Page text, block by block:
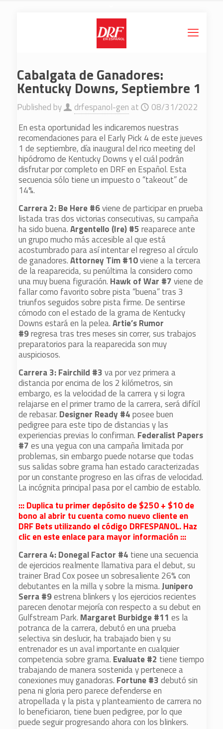
Cabalgata de Ganadores:
Kentucky Downs, Septiembre 1
Published by drfespanol-gen at
08/31/2022
En esta oportunidad les indicaremos nuestras
recomendaciones para el Early Pick 4 de este jueves
1 de septiembre, día inaugural del rico meeting del
hipódromo de Kentucky Downs y el cuál podrán
disfrutar por completo en DRF en Español. Esta
secuencia sólo tiene un impuesto o “takeout” de
14%.
Carrera 2: Be Here #6viene de participar en prueba
listada tras dos victorias consecutivas, su campaña
ha sido buena.Argentello (Ire) #5reaparece ante
un grupo mucho más accesible al que está
acostumbrado para así intentar el regreso al círculo
de ganadores.Attorney Tim #10viene a la tercera
de la reaparecida, su penúltima la considero como
una muy buena figuración. Hawk of War #7viene de
fallar como favorito sobre pista “buena” tras 3
triunfos seguidos sobre pista firme. De sentirse
cómodo con el estado de la grama de Kentucky
Downs estará en la pelea.Artie’s Rumor
#9regresa tras tres meses sin correr, sus trabajos
preparatorios para la reaparecida son muy
auspiciosos.
Carrera 3: Fairchild #3va por vez primera a
distancia por encima de los 2 kilómetros, sin
embargo, es la velocidad de la carrera y si logra
relajarse en el primer tramo de la carrera, será difícil
de rebasar. Designer Ready #4posee buen
pedigree para este tipo de distancias y las
experiencias previas lo confirman. Federalist Papers
#7es una yegua con una campaña limitada por
problemas, sin embargo puede notarse que todas
sus salidas sobre grama han estado caracterizadas
por un constante progreso en las cifras de velocidad.
La incógnita principal pasa por el cambio de establo.
::: Duplica tu primer depósito de $250 + $10 de
bono al abrir tu cuenta como nuevo cliente en
DRF Bets utilizando el código DRFESPANOL. Haz
clic en este enlace para mayor información :::
Carrera 4: Donegal Factor #4 tiene una secuencia
de ejercicios realmente llamativa para el debut, su
trainer Brad Cox posee un sobresaliente 26% con
debutantes en la milla y sobre la misma.Junipero
Serra #9estrena blinkers y los ejercicios recientes
parecen denotar mejoría con respecto a su debut en
Gulfstream Park. Margaret Burbidge #11 es la
potranca de la carrera, debutó en una prueba
selectiva sin deslucir, ha trabajado bien y su
entrenador es un aval importante en cualquier
competencia sobre grama. Evaluate #2 tiene tiempo
trabajando de manera sostenida y pertenece a
conexiones muy ganadoras. Fortune #3debutó sin
pena ni gloria pero parece defenderse en
atropellada y la pista y planteamiento de carrera no
lo beneficiaron, tiene buen pedigree, por lo que
puede seguir progresando ahora con los blinkers.